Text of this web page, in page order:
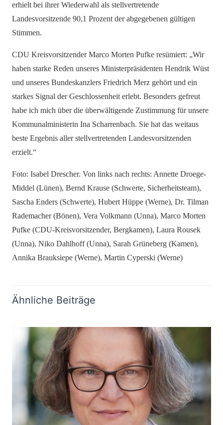
erhielt bei ihrer Wiederwahl als stellvertretende
Landesvorsitzende 90,1 Prozent der abgegebenen gültigen
Stimmen.
CDU Kreisvorsitzender Marco Morten Pufke resümiert: „Wir
haben starke Reden unseres Ministerpräsidenten Hendrik Wüst
und unseres Bundeskanzlers Friedrich Merz gehört und ein
starkes Signal der Geschlossenheit erlebt. Besonders gefreut
habe ich mich über die überwältigende Zustimmung für unsere
Kommunalministerin Ina Scharrenbach. Sie hat das weitaus
beste Ergebnis aller stellvertretenden Landesvorsitzenden
erzielt.“
Foto: Isabel Drescher. Von links nach rechts: Annette Droege-
Middel (Lünen), Bernd Krause (Schwerte, Sicherheitsteam),
Sascha Enders (Schwerte), Hubert Hüppe (Werne), Dr. Tilman
Rademacher (Bönen), Vera Volkmann (Unna), Marco Morten
Pufke (CDU-Kreisvorsitzender, Bergkamen), Laura Rousek
(Unna), Niko Dahlhoff (Unna), Sarah Grüneberg (Kamen),
Annika Brauksiepe (Werne), Martin Cyperski (Werne)
Ähnliche Beiträge